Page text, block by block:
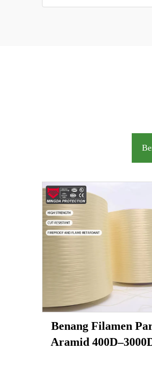
Benang Filamen
Aramid